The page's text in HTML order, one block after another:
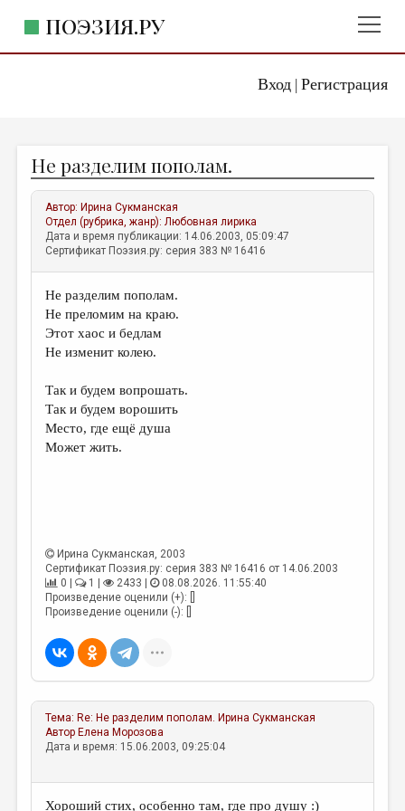
Вход| Регистрация
ПОЭЗИЯ.РУ
ЖАНРЫ
АВТОРЫ
КОММЕНТАРИИ
ЛИТСАЛОН
НОВОСТИ
ПРАВИЛА САЙТА
ИЗБРАННОЕ
ДАЙДЖЕСТ
ДЕТСКАЯ КОМНАТА
КНИЖНАЯ ПОЛКА
ОБЗОР ЛИТЕРАТУРЫ
СТРАНИЦЫ ПАМЯТИ
ОБЪЯВЛЕНИЯ
КОЛОНКА РЕДАКТОРА
РЕДКОЛЛЕГИЯ
ОТ РЕДАКЦИИ
Не разделим пополам.
Автор: Ирина Сукманская
Отдел (рубрика, жанр):Любовная лирика
Дата и время публикации: 14.06.2003, 05:09:47
Сертификат Поэзия.ру: серия 383 № 16416
Не разделим пополам.
Не преломим на краю.
Этот хаос и бедлам
Не изменит колею.
Так и будем вопрошать.
Так и будем ворошить
Место, где ещё душа
Может жить.
Ирина Сукманская, 2003
Сертификат Поэзия.ру: серия 383 № 16416 от 14.06.2003
0 |
1 | 2433 |
08.08.2026. 11:55:40
Произведение оценили (+): []
Произведение оценили (-): []
Тема: Re: Не разделим пополам. Ирина Сукманская
Автор Елена Морозова
Дата и время: 15.06.2003, 09:25:04
Хороший стих, особенно там, где про душу :)